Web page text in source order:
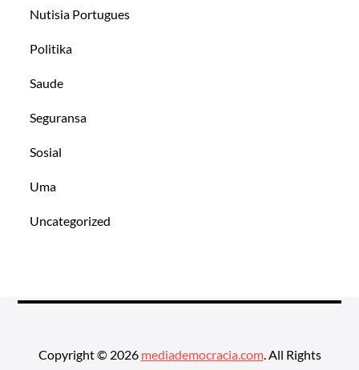
Nutisia Portugues
Politika
Saude
Seguransa
Sosial
Uma
Uncategorized
Copyright © 2026 mediademocracia.com. All Rights